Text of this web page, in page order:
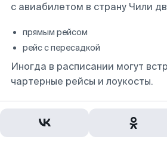
с авиабилетом в страну Чили
прямым рейсом
рейс с пересадкой
Иногда в расписании могут
чартерные рейсы и лоукосты.